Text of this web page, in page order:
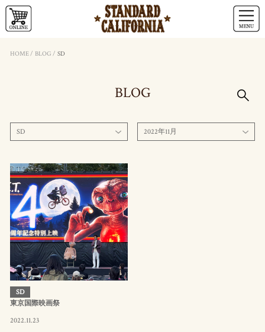
HOME/ BLOG / SD
BLOG
SD 2022年11月
SD
東京国際映画祭
2022.11.23